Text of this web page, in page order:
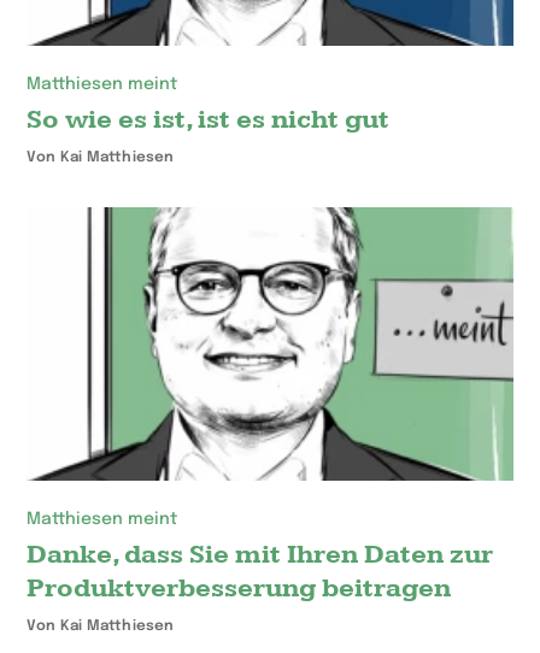
Matthiesen meint
So wie es ist, ist es nicht gut
Von Kai Matthiesen
Matthiesen meint
Danke, dass Sie mit Ihren Daten zur
Produktverbesserung beitragen
Von Kai Matthiesen